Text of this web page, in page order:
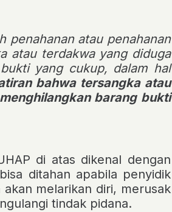
penahanan atau penahanan
atau terdakwa yang diduga
yang cukup, dalam hal
bahwa tersangka atau
barang bukti
di atas dikenal dengan
ditahan apabila penyidik
melarikan diri, merusak
tindak pidana.